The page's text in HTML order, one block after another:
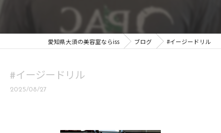
愛知県大須の美容室ならiss ブログ #イージードリル
#イージードリル
2025/08/27